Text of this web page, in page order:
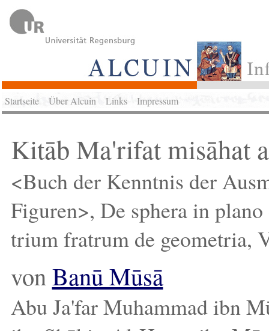
Startseite Über Alcuin Links Impressum
Kitāb Ma'rifat misāhat
<Buch der Kenntnis der
Figuren>, De sphera in
trium fratrum de geometria,
vonBanū Mūsā
Abu Ja'far Muhammad ibn